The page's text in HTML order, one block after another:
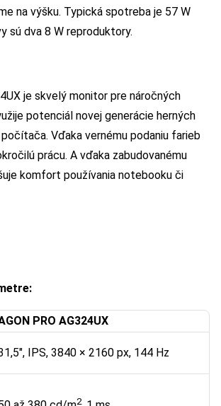
na výšku. Typická spotreba je 57 W
sú dva 8 W reproduktory.
je skvelý monitor pre náročných
potenciál novej generácie herných
Vďaka vernému podaniu farieb
prácu. A vďaka zabudovanému
komfort používania notebooku či
PRO AG324UX
IPS, 3840 × 2160 px, 144 Hz
2